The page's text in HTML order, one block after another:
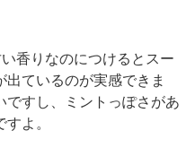
香りなのにつけるとスー
ているのが実感できま
すし、ミントっぽさがあ
よ。